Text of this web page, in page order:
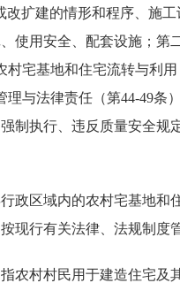
扩建的情形和程序、施
使用安全、配套设施；
宅基地和住宅流转与利
与法律责任（第44-49
制执行、违反质量安全
区域内的农村宅基地和
现行有关法律、法规制度
村村民用于建造住宅及